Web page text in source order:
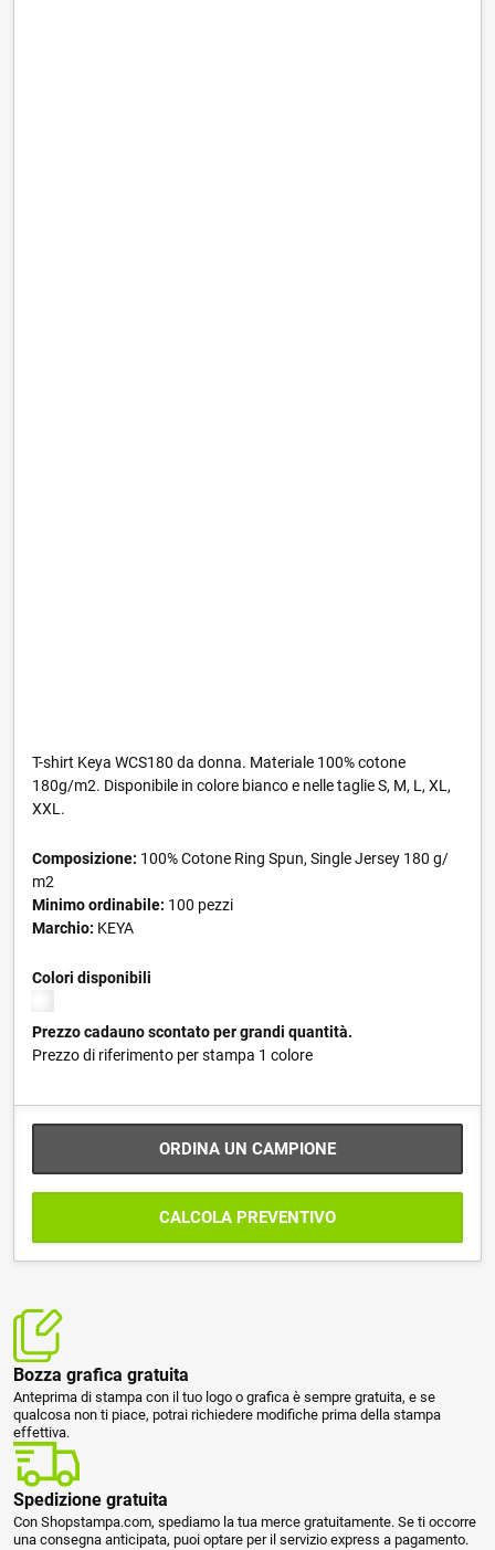
T-shirt Keya WCS180 da donna. Materiale 100% cotone
180g/m2. Disponibile in colore bianco e nelle taglie S, M, L, XL,
XXL.
Composizione: 100% Cotone Ring Spun, Single Jersey 180 g/
m2
Minimo ordinabile: 100 pezzi
Marchio: KEYA
Colori disponibili
Prezzo cadauno scontato per grandi quantità.
Prezzo di riferimento per stampa 1 colore
ORDINA UN CAMPIONE
CALCOLA PREVENTIVO
Bozza grafica gratuita
Anteprima di stampa con il tuo logo o grafica è sempre gratuita, e se
qualcosa non ti piace, potrai richiedere modifiche prima della stampa
effettiva.
Spedizione gratuita
Con Shopstampa.com, spediamo la tua merce gratuitamente. Se ti occorre
una consegna anticipata, puoi optare per il servizio express a pagamento.